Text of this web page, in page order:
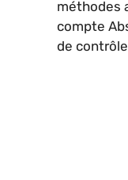
méthodes
compte
de